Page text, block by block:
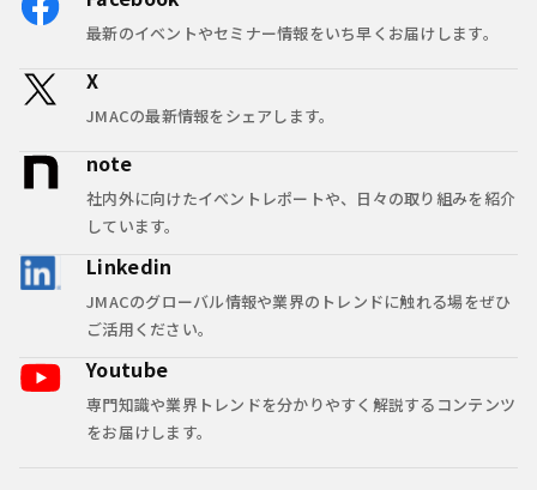
最新のイベントやセミナー情報をいち早くお届けします。
X
JMACの最新情報をシェアします。
note
社内外に向けたイベントレポートや、日々の取り組みを紹介
しています。
Linkedin
JMACのグローバル情報や業界のトレンドに触れる場をぜひ
ご活用ください。
Youtube
専門知識や業界トレンドを分かりやすく解説するコンテンツ
をお届けします。